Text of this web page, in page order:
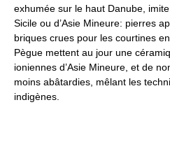
exhumée sur le haut Danube,
Sicile ou d’Asie Mineure: pierres
briques crues pour les courtines
Pègue mettent au jour une
ioniennes d’Asie Mineure, et de
moins abâtardies, mêlant les
indigènes.